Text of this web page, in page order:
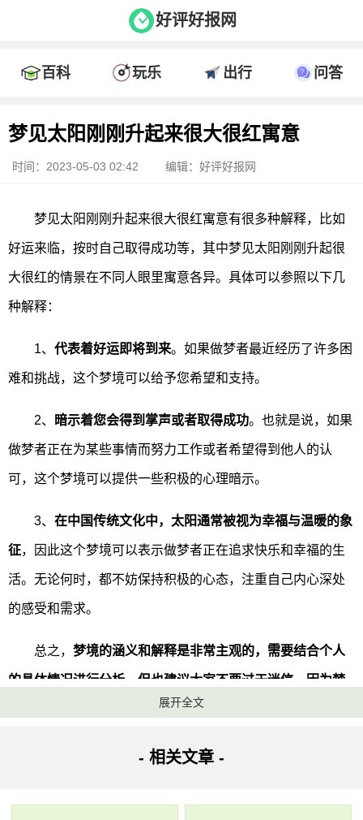
好评好报网
百科 玩乐 出行 问答
梦见太阳刚刚升起来很大很红寓意
时间：2023-05-03 02:42 编辑：好评好报网
梦见太阳刚刚升起来很大很红寓意有很多种解释，比如
好运来临，按时自己取得成功等，其中梦见太阳刚刚升起很
大很红的情景在不同人眼里寓意各异。具体可以参照以下几
种解释：
1、 代表着好运即将到来。如果做梦者最近经历了许多困
难和挑战，这个梦境可以给予您希望和支持。
2、 暗示着您会得到掌声或者取得成功。也就是说，如果
做梦者正在为某些事情而努力工作或者希望得到他人的认
可，这个梦境可以提供一些积极的心理暗示。
3、 在中国传统文化中，太阳通常被视为幸福与温暖的象
征，因此这个梦境可以表示做梦者正在追求快乐和幸福的生
活。无论何时，都不妨保持积极的心态，注重自己内心深处
的感受和需求。
总之， 梦境的涵义和解释是非常主观的，需要结合个人
的具体情况进行分析。但也建议大家不要过于迷信，因为梦
境解析是没有科学根据的。展开全文
- 相关文章 -